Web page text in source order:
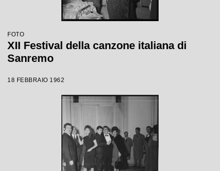
FOTO
XII Festival della canzone italiana di
Sanremo
18 FEBBRAIO 1962